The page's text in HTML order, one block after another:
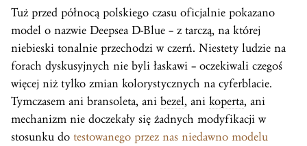
Tuż przed północą polskiego czasu oficjalnie pokazano
model o nazwie Deepsea D-Blue – z tarczą, na której
niebieski tonalnie przechodzi w czerń. Niestety ludzie na
forach dyskusyjnych nie byli łaskawi – oczekiwali czegoś
więcej niż tylko zmian kolorystycznych na cyferblacie.
Tymczasem ani bransoleta, ani bezel, ani koperta, ani
mechanizm nie doczekały się żadnych modyfikacji w
stosunku do testowanego przez nas niedawno modelu